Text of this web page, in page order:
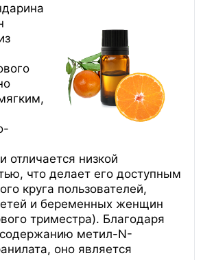
отличается низкой
что делает его доступным
круга пользователей,
и беременных женщин
триместра). Благодаря
метил-N-
оно является